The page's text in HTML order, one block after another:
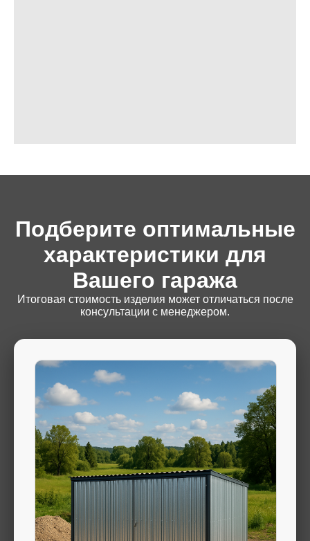
Подберите оптимальные
характеристики для
Вашего гаража
Итоговая стоимость изделия может отличаться после
консультации с менеджером.